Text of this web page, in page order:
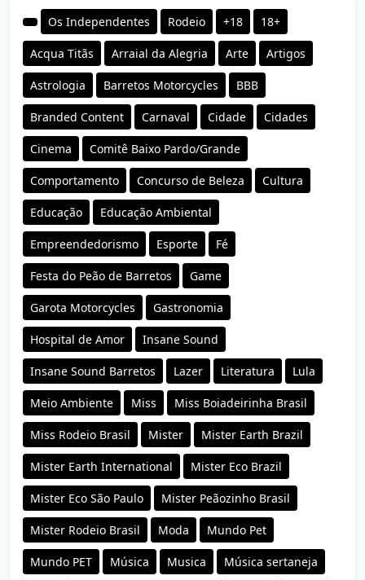
Os Independentes Rodeio +18 18+
Acqua Titãs Arraial da Alegria Arte Artigos
Astrologia Barretos Motorcycles BBB
Branded Content Carnaval Cidade Cidades
Cinema Comitê Baixo Pardo/Grande
Comportamento Concurso de Beleza Cultura
Educação Educação Ambiental
Empreendedorismo Esporte Fé
Festa do Peão de Barretos Game
Garota Motorcycles Gastronomia
Hospital de Amor Insane Sound
Insane Sound Barretos Lazer Literatura Lula
Meio Ambiente Miss Miss Boiadeirinha Brasil
Miss Rodeio Brasil Mister Mister Earth Brazil
Mister Earth International Mister Eco Brazil
Mister Eco São Paulo Mister Peãozinho Brasil
Mister Rodeio Brasil Moda Mundo Pet
Mundo PET Música Musica Música sertaneja